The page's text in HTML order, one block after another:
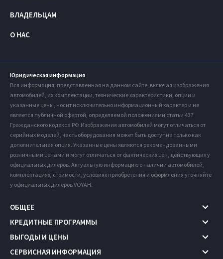
ВЛАДЕЛЬЦАМ
О НАС
Юридическая информация
Вся информация, представленная на данном сайте, включая изображения
автомобилей, их комплектации, технические характеристики, опции и
указанные цены, носит исключительно информационный характер и не
является публичной офертой, определяемой положениями статьи 437
Гражданского кодекса РФ. Изображения автомобилей могут отличаться от
серийных моделей, часть оборудования может быть доступна только как
дополнительная опция. Указанные цены являются рекомендованными
розничными ценами и могут отличаться от фактических цен, действующих у
официальных дилеров. Актуальную информацию о наличии автомобилей,
комплектациях, стоимости, условиях приобретения и оформления уточняйте
у официальных дилеров VOYAH.
ОБЩЕЕ
КРЕДИТНЫЕ ПРОГРАММЫ
ВЫГОДЫ И ЦЕНЫ
СЕРВИСНАЯ ИНФОРМАЦИЯ